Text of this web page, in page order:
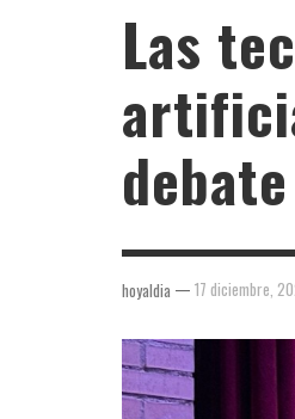
Las
hoyaldia — 17 diciembre,